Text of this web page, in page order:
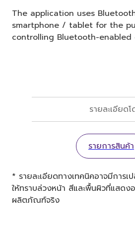
The application uses
smartphone / tablet for the
controlling Bluetooth-enabled
รายละเอียด
รายการสินค้า
* รายละเอียดทางเทคนิคอาจมีการ
ให้ทราบล่วงหน้า สีและพื้นผิวที่แสด
ผลิตภัณฑ์จริง